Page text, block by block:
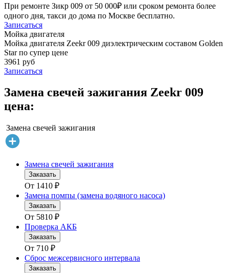
При ремонте Зикр 009 от 50 000₽ или сроком ремонта более
одного дня, такси до дома по Москве бесплатно.
Записаться
Мойка двигателя
Мойка двигателя Zeekr 009 диэлектрическим составом Golden
Star по супер цене
3961 руб
Записаться
Замена свечей зажигания Zeekr 009
цена:
Замена свечей зажигания
Замена свечей зажигания
Заказать
От 1410 ₽
Замена помпы (замена водяного насоса)
Заказать
От 5810 ₽
Проверка АКБ
Заказать
От 710 ₽
Сброс межсервисного интервала
Заказать